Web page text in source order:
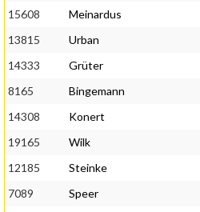
15608
Meinardus
13815
Urban
14333
Grüter
8165
Bingemann
14308
Konert
19165
Wilk
12185
Steinke
7089
Speer